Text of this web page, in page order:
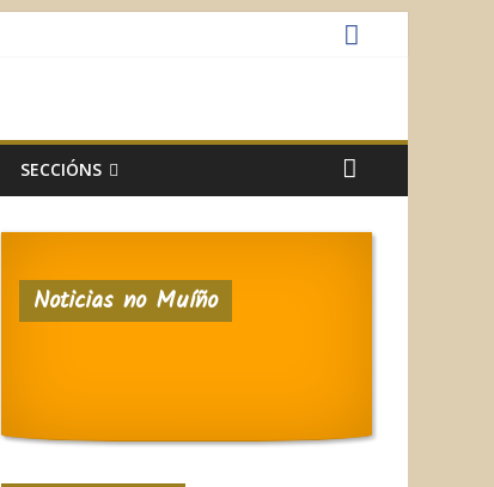
SECCIÓNS
Noticias no Muíño